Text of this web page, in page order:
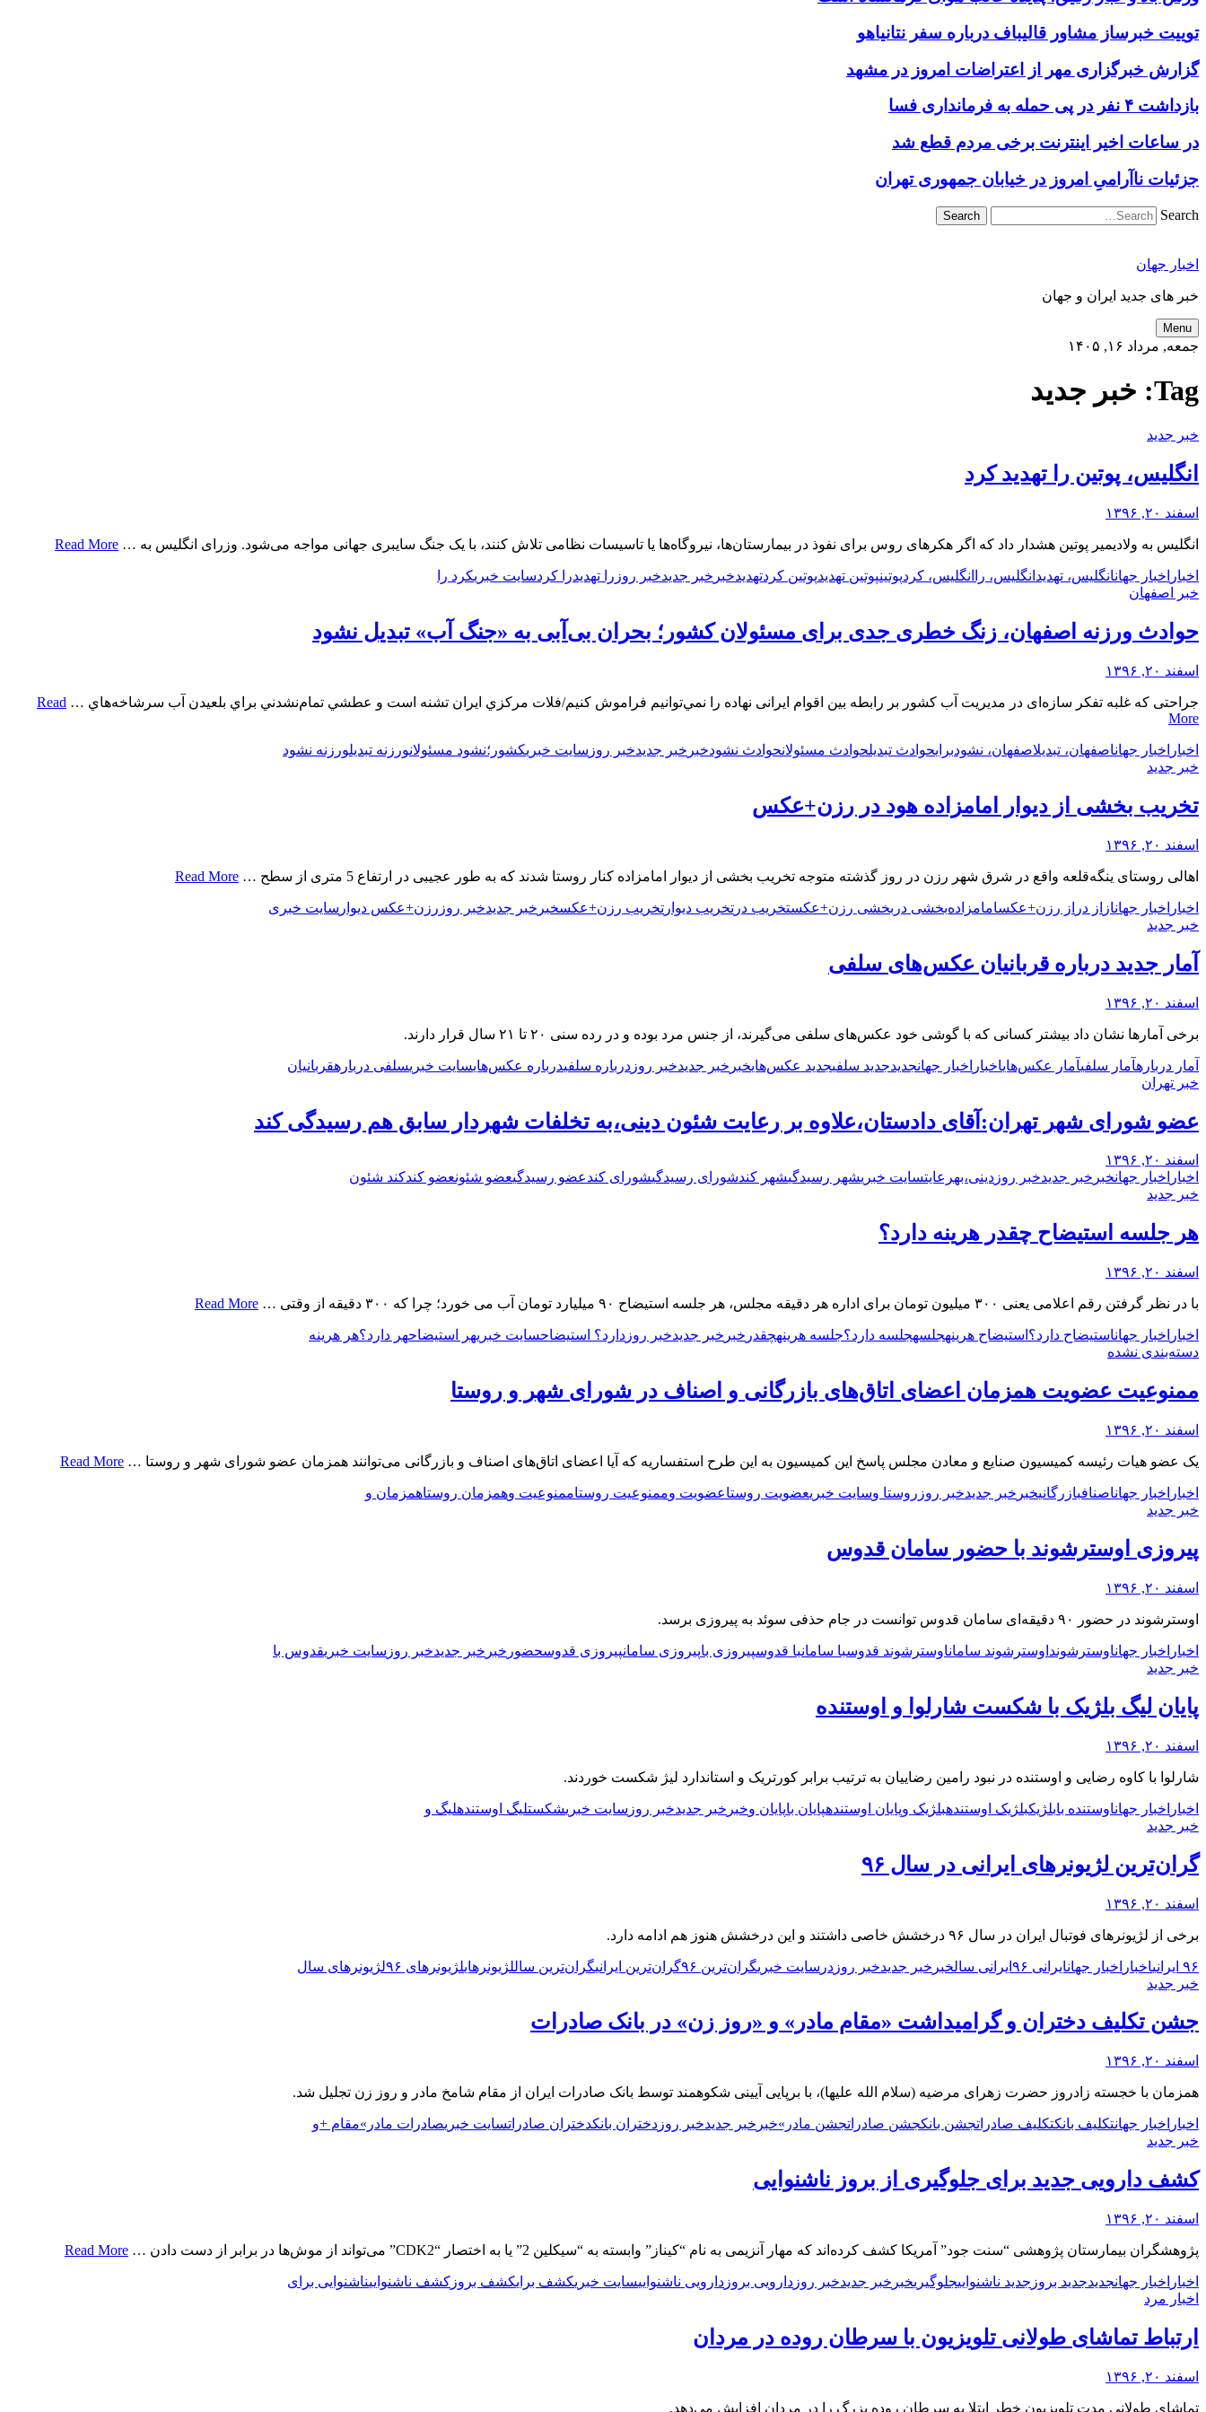
توییت خبرساز مشاور قالیباف درباره سفر نتانیاهو
گزارش خبرگزاری مهر از اعتراضات امروز در مشهد
بازداشت ۴ نفر در پی حمله به فرمانداری فسا
در ساعات اخیر اینترنت برخی مردم قطع شد
جزئیات ناآرامیِ امروز در خیابان جمهوری تهران
Search
اخبار جهان
خبر های جدید ایران و جهان
Menu
جمعه, مرداد ۱۶, ۱۴۰۵
Tag: خبر جدید
خبر جدید
انگلیس، پوتین را تهدید کرد
اسفند ۲۰, ۱۳۹۶
انگلیس به ولادیمیر پوتین هشدار داد که اگر هکرهای روس برای نفوذ در بیمارستان‌ها، نیروگاه‌ها یا تاسیسات نظامی تلاش کنند، با یک جنگ سایبری جهانی مواجه می‌شود. وزرای انگلیس به … Read More
اخبار اخبار جهانانگلیس، تهدید انگلیس، را انگلیس، کردپوتینپوتین تهدیدپوتین کردتهدیدخبر خبر جدیدخبر روز را تهدیدرا کردسایت خبریکرد را
خبر اصفهان
حوادث ورزنه اصفهان، زنگ خطری جدی برای مسئولان کشور؛ بحران بی‌آبی به «جنگ آب» تبدیل نشود
اسفند ۲۰, ۱۳۹۶
جراحتی که غلبه تفکر سازه‌ای در مدیریت آب کشور بر رابطه‌ بین اقوام ایرانی نهاده را نمي‌توانيم فراموش کنیم/فلات مركزي ايران تشنه است و عطشي تمام‌نشدني براي بلعيدن آب سرشاخه‌هاي … Read
More
اخبار اخبار جهاناصفهان، تبدیلاصفهان، نشودبرایحوادث تبدیلحوادث مسئولانحوادث نشودخبر خبر جدیدخبر روز سایت خبریکشور؛نشود مسئولانورزنه تبدیلورزنه نشود
خبر جدید
تخریب بخشی از دیوار امامزاده‌ هود در رزن+عکس
اسفند ۲۰, ۱۳۹۶
اهالی روستای ینگه‌قلعه واقع در شرق شهر رزن در روز گذشته متوجه تخریب بخشی از دیوار امامزاده کنار روستا شدند که به طور عجیبی در ارتفاع 5 متری از سطح … Read More
اخبار اخبار جهاناز از در از رزن+عکسامامزاده‌بخشی در بخشی رزن+عکستخریب در تخریب دیوار تخریب رزن+عکسخبر خبر جدیدخبر روز رزن+عکس دیوار سایت خبری
خبر جدید
آمار جدید درباره قربانیان عکس‌های سلفی
اسفند ۲۰, ۱۳۹۶
برخی آمارها نشان داد بیشتر کسانی که با گوشی خود عکس‌های سلفی می‌گیرند، از جنس مرد بوده و در رده سنی ۲۰ تا ۲۱ سال قرار دارند.
آمار دربارهآمار سلفیآمار عکس‌هایاخبار اخبار جهانجدیدجدید سلفیجدید عکس‌هایخبر خبر جدیدخبر روز درباره سلفیدرباره عکس‌هایسایت خبریسلفی دربارهقربانیان
خبر تهران
عضو شورای شهر تهران:آقای دادستان،علاوه بر رعایت شئون دینی،به تخلفات شهردار سابق هم رسیدگی کند
اسفند ۲۰, ۱۳۹۶
اخبار اخبار جهانخبر خبر جدیدخبر روز دینی،بهرعایتسایت خبریشهر رسیدگیشهر کندشورای رسیدگیشورای کندعضو رسیدگیعضو شئونعضو کندکند شئون
خبر جدید
هر جلسه استیضاح چقدر هرینه دارد؟
اسفند ۲۰, ۱۳۹۶
با در نظر گرفتن رقم اعلامی یعنی ۳۰۰ میلیون تومان برای اداره هر دقیقه مجلس، هر جلسه استیضاح ۹۰ میلیارد تومان آب می خورد؛ چرا که ۳۰۰ دقیقه از وقتی … Read More
اخبار اخبار جهاناستیضاح دارد؟ استیضاح هرینهجلسهجلسه دارد؟جلسه هرینهچقدر خبر خبر جدیدخبر روز دارد؟ استیضاحسایت خبریهر استیضاحهر دارد؟هر هرینه
دسته‌بندی نشده
ممنوعیت عضویت همزمان اعضای اتاق‌های بازرگانی و اصناف در شورای شهر و روستا
اسفند ۲۰, ۱۳۹۶
یک عضو هیات رئیسه کمیسیون صنایع و معادن مجلس پاسخ این کمیسیون به این طرح استفساریه که آیا اعضای اتاق‌های اصناف و بازرگانی می‌توانند همزمان عضو شورای شهر و روستا … Read More
اخبار اخبار جهاناصنافبازرگانیخبر خبر جدیدخبر روز روستا وسایت خبریعضویت روستاعضویت وممنوعیت روستاممنوعیت وهمزمان روستاهمزمان و
خبر جدید
پیروزی اوسترشوند با حضور سامان قدوس
اسفند ۲۰, ۱۳۹۶
اوسترشوند در حضور ۹۰ دقیقه‌ای سامان قدوس توانست در جام حذفی سوئد به پیروزی برسد.
اخبار اخبار جهاناوسترشوند اوسترشوند ساماناوسترشوند قدوسبا سامانبا قدوسپیروزی باپیروزی سامانپیروزی قدوسحضور خبر خبر جدیدخبر روز سایت خبریقدوس با
خبر جدید
پایان لیگ بلژیک با شکست شارلوا و اوستنده
اسفند ۲۰, ۱۳۹۶
شارلوا با کاوه رضایی و اوستنده در نبود رامین رضاییان به ترتیب برابر کورتریک و استاندارد لیژ شکست خوردند.
اخبار اخبار جهاناوستنده بابلژیکبلژیک اوستندهبلژیک وپایان اوستندهپایان باپایان وخبر خبر جدیدخبر روز سایت خبریشکستلیگ اوستندهلیگ و
خبر جدید
گران‌ترین لژیونرهای ایرانی در سال ۹۶
اسفند ۲۰, ۱۳۹۶
برخی از لژیونرهای فوتبال ایران در سال ۹۶ درخشش خاصی داشتند و این درخشش هنوز هم ادامه دارد.
۹۶ ایرانی اخبار اخبار جهانایرانی ۹۶ ایرانی سالخبر خبر جدیدخبر روز در سایت خبریگران‌ترین ۹۶ گران‌ترین ایرانیگران‌ترین ساللژیونرهایلژیونرهای ۹۶
لژیونرهای سال
خبر جدید
جشن تکلیف دختران و گرامیداشت «مقام مادر» و «روز زن» در بانک صادرات
اسفند ۲۰, ۱۳۹۶
همزمان با خجسته زادروز حضرت زهرای مرضیه (سلام الله علیها)، با برپایی آیینی شکوهمند توسط بانک صادرات ایران از مقام شامخ مادر و روز زن تجلیل شد.
اخبار اخبار جهانتکلیف بانکتکلیف صادراتجشن بانکجشن صادراتجشن مادر»خبر خبر جدیدخبر روز دختران بانکدختران صادراتسایت خبریصادرات مادر»مقام +و
خبر جدید
کشف دارویی جدید برای جلوگیری از بروز ناشنوایی
اسفند ۲۰, ۱۳۹۶
پژوهشگران بیمارستان پژوهشی “سنت جود” آمریکا کشف کرده‌اند که مهار آنزیمی به نام “کیناز” وابسته به “سیکلین 2” یا به‌ اختصار “CDK2” می‌تواند از موش‌ها در برابر از دست دادن … Read More
اخبار اخبار جهانجدیدجدید بروز جدید ناشنواییجلوگیریخبر خبر جدیدخبر روز دارویی بروز دارویی ناشنواییسایت خبریکشف برایکشف بروز کشف ناشنواییناشنوایی برای
اخبار مرد
ارتباط تماشای طولانی تلویزیون با سرطان روده در مردان
اسفند ۲۰, ۱۳۹۶
تماشای طولانی مدت تلویزیون خطر ابتلا به سرطان روده بزرگ را در مردان افزایش می‌دهد.